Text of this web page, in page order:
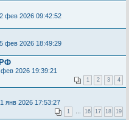
фев 2026 09:42:52
фев 2026 18:49:29
2026 19:39:21
1 2 3 4
янв 2026 17:53:27
1 16 17 18 19